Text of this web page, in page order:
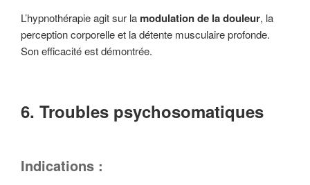
L’hypnothérapie agit sur la modulation de la douleur, la
perception corporelle et la détente musculaire profonde.
Son efficacité est démontrée.
6. Troubles psychosomatiques
Indications :